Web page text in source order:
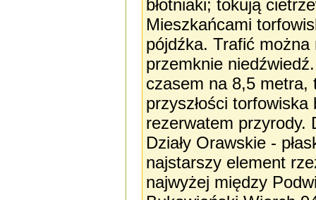
błotniaki; tokują
Mieszkańcami
pójdźka. Trafić można
przemknie
czasem na 8,5 metra,
przyszłości
rezerwatem przyrody.
Działy Orawskie -
najstarszy element
najwyżej między